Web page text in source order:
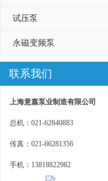
试压泵
永磁变频泵
联系我们
上海意嘉泵业制造有限公司
总机：021-62840883
传真：021-66281356
手机：13818822982